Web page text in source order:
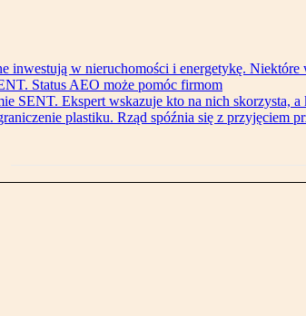
inwestują w nieruchomości i energetykę. Niektóre
Status AEO może pomóc firmom
SENT. Ekspert wskazuje kto na nich skorzysta, a
plastiku. Rząd spóźnia się z przyjęciem